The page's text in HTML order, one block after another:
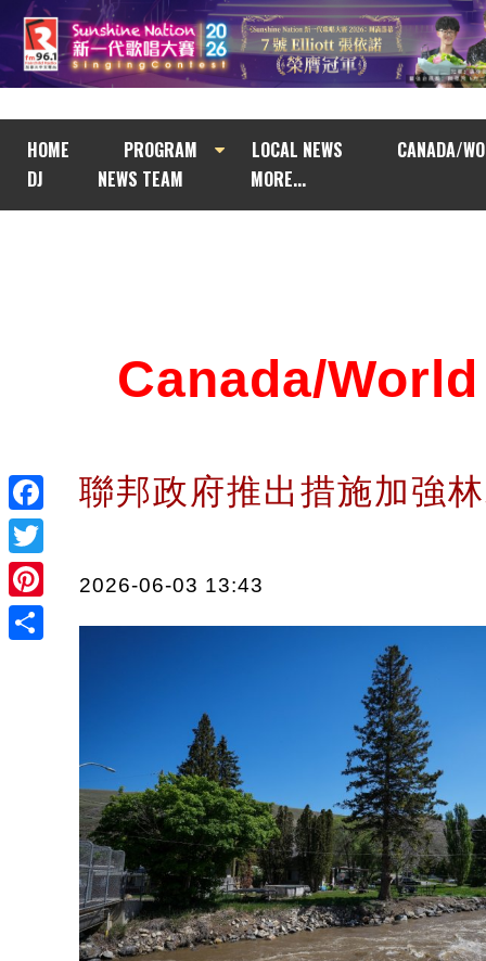
HOME PROGRAM LOCAL NEWS
CANADA/
DJ
NEWS TEAM MORE...
Facebook
Twitter
Pinterest
Canada/
聯邦政府推出措施加強
2026-06-03 13:43